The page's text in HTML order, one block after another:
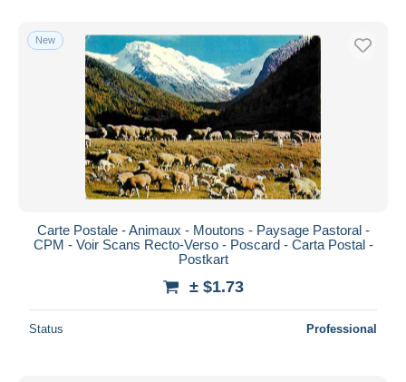
New
Carte Postale - Animaux - Moutons - Paysage Pastoral -
CPM - Voir Scans Recto-Verso - Poscard - Carta Postal -
Postkart
± $1.73
Status Professional